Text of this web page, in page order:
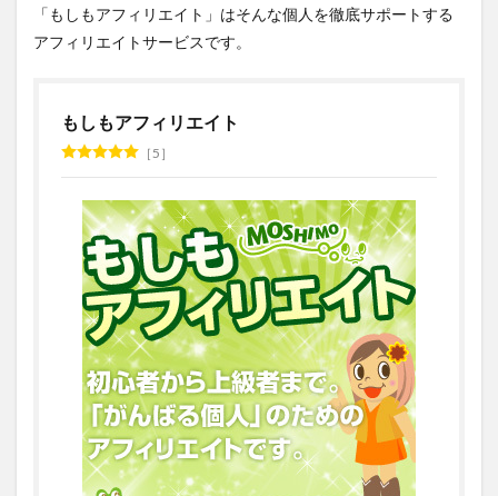
「もしもアフィリエイト」はそんな個人を徹底サポートする
アフィリエイトサービスです。
もしもアフィリエイト
5